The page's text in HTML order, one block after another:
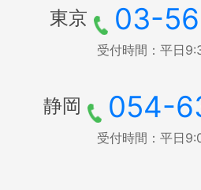
東京 03-
受付時間：平日
静岡 054-
受付時間：平日